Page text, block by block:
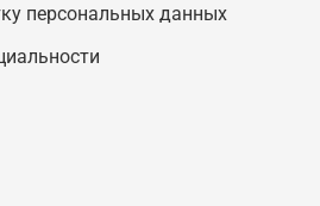
персональных данных